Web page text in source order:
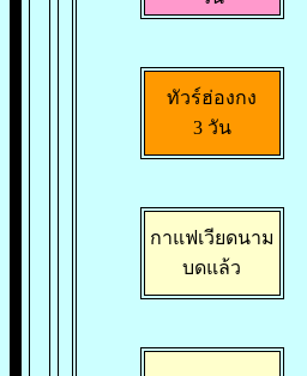
ทัวร์ฮ่องกง
3 วัน
กาแฟเวียดนาม
บดแล้ว